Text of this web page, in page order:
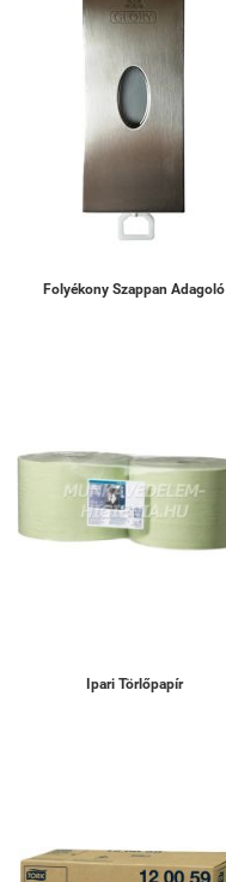
Folyékony Szappan Adagoló
Ipari Törlőpapír